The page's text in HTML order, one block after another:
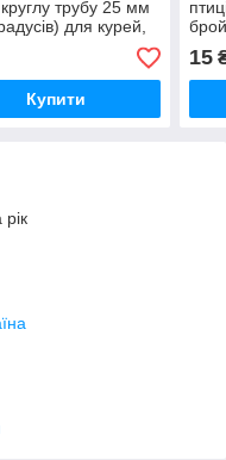
трубу 25 мм
для курей,
перепілів, індичок,
Купити
15